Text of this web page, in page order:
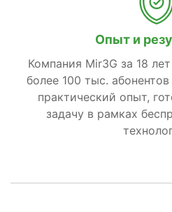
Опыт и
Компания Mir3G за 18
более 100 тыс.
практический опыт,
задачу в рамках